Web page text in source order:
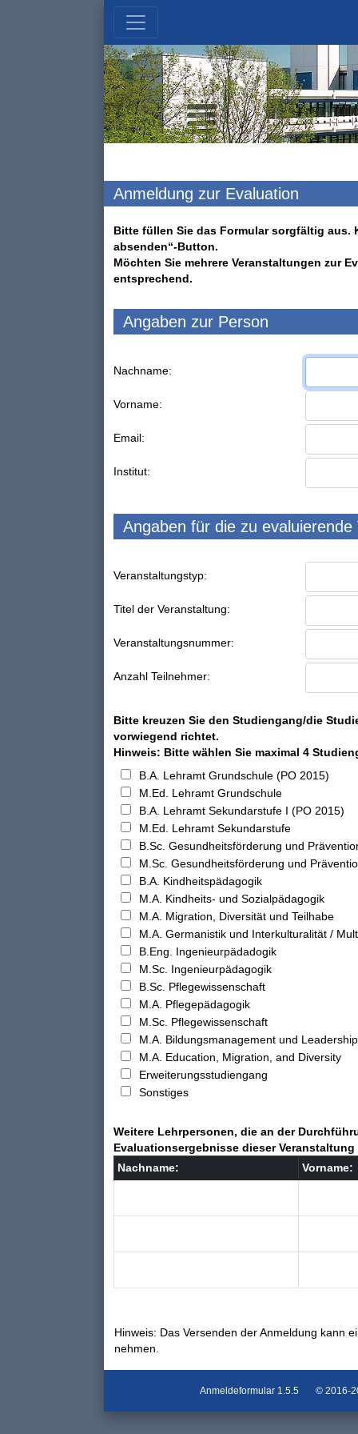
Anmeldung zur Evaluation
Bitte füllen Sie das Formular sorgfältig aus.
absenden“-Button.
Möchten Sie mehrere Veranstaltungen zur
entsprechend.
Angaben zur Person
Nachname:
Vorname:
Email:
Institut:
Angaben für die zu evaluierende
Veranstaltungstyp:
Titel der Veranstaltung:
Veranstaltungsnummer:
Anzahl Teilnehmer:
Bitte kreuzen Sie den Studiengang/die
vorwiegend richtet.
Hinweis: Bitte wählen Sie maximal 4
B.A. Lehramt Grundschule (PO 2015)
M.Ed. Lehramt Grundschule
B.A. Lehramt Sekundarstufe I (PO 2015)
M.Ed. Lehramt Sekundarstufe
B.Sc. Gesundheitsförderung und
M.Sc. Gesundheitsförderung und
B.A. Kindheitspädagogik
M.A. Kindheits- und Sozialpädagogik
M.A. Migration, Diversität und Teilhabe
M.A. Germanistik und Interkulturalität /
B.Eng. Ingenieurpädadogik
M.Sc. Ingenieurpädagogik
B.Sc. Pflegewissenschaft
M.A. Pflegepädagogik
M.Sc. Pflegewissenschaft
M.A. Bildungsmanagement und
M.A. Education, Migration, and Diversity
Erweiterungsstudiengang
Sonstiges
Weitere Lehrpersonen, die an der
Evaluationsergebnisse dieser
Nachname:
Vorname:
Hinweis: Das Versenden der Anmeldung kann
nehmen.
Anmeldeformular 1.5.5 © 2016-